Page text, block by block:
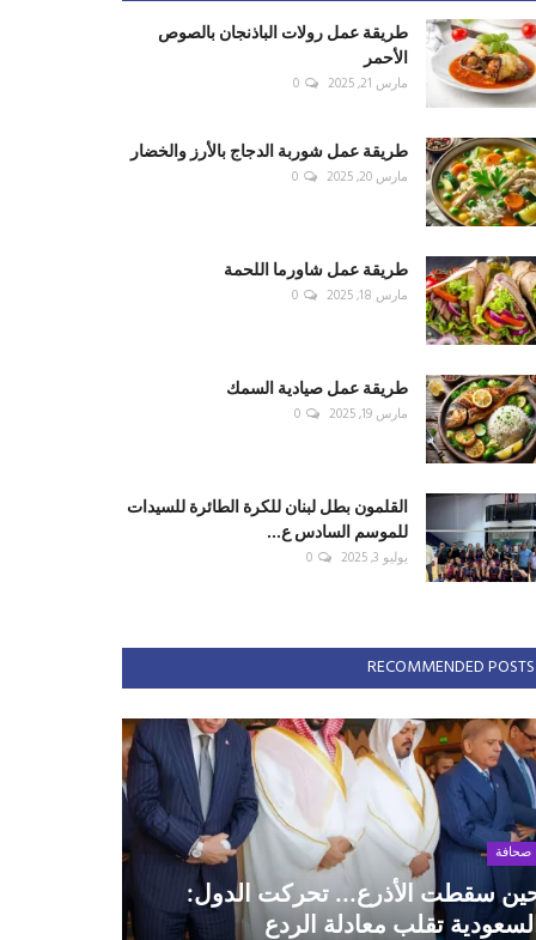
طريقة عمل رولات الباذنجان بالصوص
الأحمر
مارس 21, 2025 0
طريقة عمل شوربة الدجاج بالأرز والخضار
مارس 20, 2025 0
طريقة عمل شاورما اللحمة
مارس 18, 2025 0
طريقة عمل صيادية السمك
مارس 19, 2025 0
القلمون بطل لبنان للكرة الطائرة للسيدات
للموسم السادس ع...
يوليو 3, 2025 0
RECOMMENDED POSTS
صحافة
سقطت الأذرع... تحركت الدول:
السعودية تقلب معادلة الردع